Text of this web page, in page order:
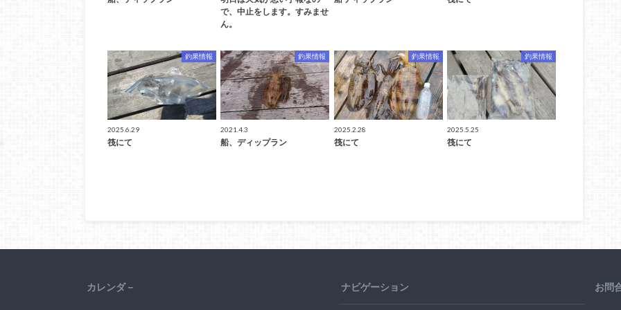
で、中止をします。すみませ
ん。
釣果情報
2025.6.29
筏にて
釣果情報
2021.4.3
船、ディップラン
釣果情報
2025.2.28
筏にて
釣果情報
2025.5.25
筏にて
カレンダ－ ナビゲーション お問